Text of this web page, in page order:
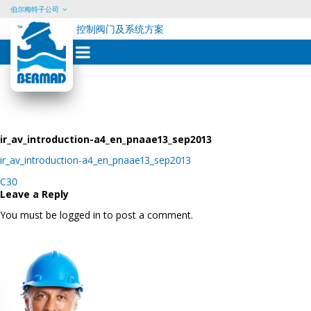
Skip
content
伯尔梅特子公司
控制阀门及系统方案
ir_av_introduction-a4_en_pnaae13_sep2013
ir_av_introduction-a4_en_pnaae13_sep2013
Post
navigation
C30
Leave a Reply
You must be logged in to post a comment.